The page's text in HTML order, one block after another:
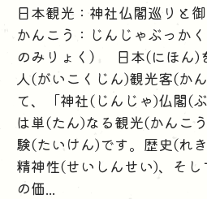
日本観光：神社仏閣巡りと
かんこう：じんじゃぶっか
のみりょく） 日本(にほん)
人(がいこくじん)観光客(か
て、「神社(じんじゃ)仏閣(
は単(たん)なる観光(かんこ
験(たいけん)です。歴史(れ
精神性(せいしんせい)、そ
の価...